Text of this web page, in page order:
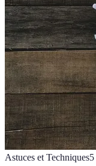
Astuces et Techniques5